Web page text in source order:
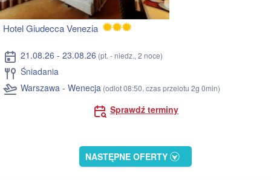
Hotel Giudecca Venezia
21.08.26 - 23.08.26 (pt. - niedz., 2 noce)
Śniadania
Warszawa - Wenecja (odlot 08:50, czas przelotu 2g 0min)
Sprawdź terminy
NASTĘPNE OFERTY